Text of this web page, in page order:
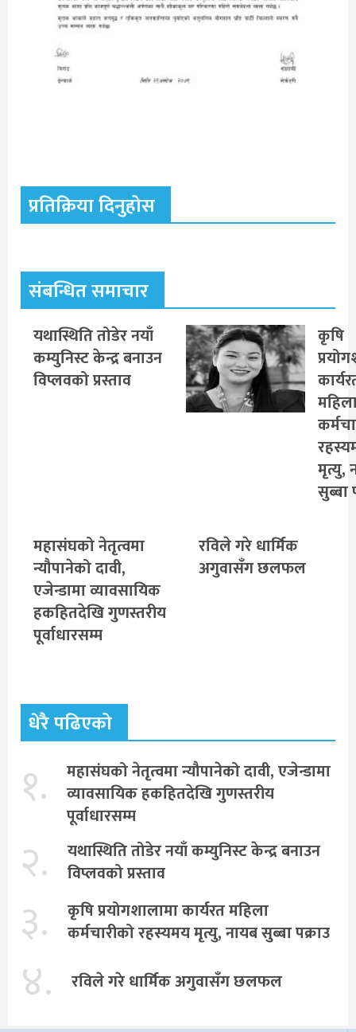
प्रतिक्रिया दिनुहोस
संबन्धित समाचार
यथास्थिति तोडेर नयाँ
कम्युनिस्ट केन्द्र बनाउन
विप्लवको प्रस्ताव
कृषि
मृत्यु,
सुब्बा
महासंघको नेतृत्वमा
न्यौपानेको दावी,
एजेन्डामा व्यावसायिक
हकहितदेखि गुणस्तरीय
पूर्वाधारसम्म
रविले गरे धार्मिक
अगुवासँग छलफल
धेरै पढिएको
१.
महासंघको नेतृत्वमा न्यौपानेको दावी, एजेन्डामा
व्यावसायिक हकहितदेखि गुणस्तरीय
पूर्वाधारसम्म
२.
यथास्थिति तोडेर नयाँ कम्युनिस्ट केन्द्र बनाउन
विप्लवको प्रस्ताव
३.
कृषि प्रयोगशालामा कार्यरत महिला
कर्मचारीको रहस्यमय मृत्यु, नायब सुब्बा पक्राउ
४. रविले गरे धार्मिक अगुवासँग छलफल